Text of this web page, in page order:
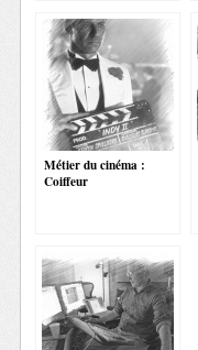
Métier du cinéma :
Coiffeur